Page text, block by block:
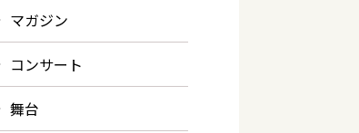
マガジン
コンサート
舞台